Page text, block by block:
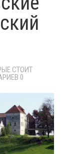
СТОИТ
0